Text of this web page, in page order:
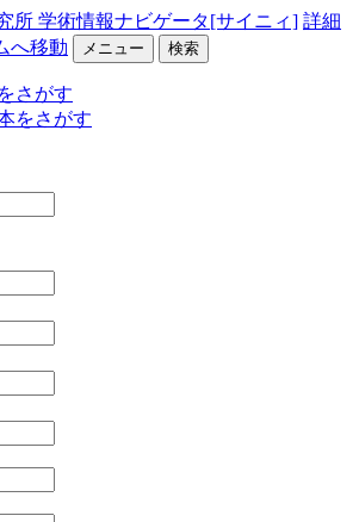
所 学術情報ナビゲータ[サイニィ] 詳細
へ移動 メニュー 検索
さがす
をさがす